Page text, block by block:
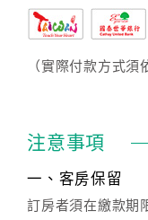
（實際付款方式須
注意事項
一、客房保留
訂房者須在繳款期